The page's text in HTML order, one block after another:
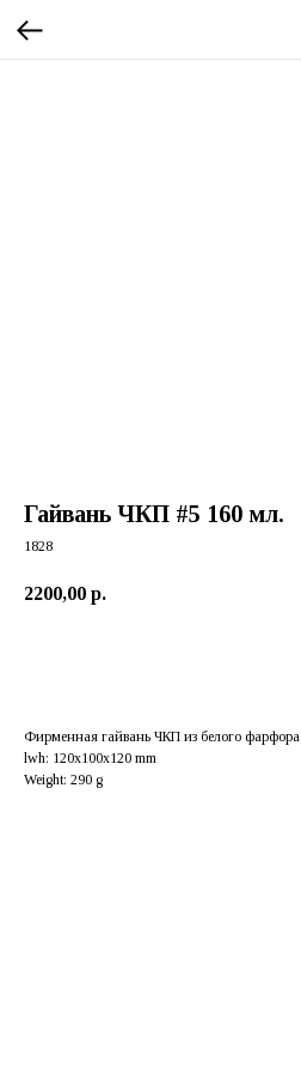
Гайвань ЧКП #5 160 мл.
1828
2200,00 р.
Фирменная гайвань ЧКП из белого фарфора
lwh: 120x100x120 mm
Weight: 290 g